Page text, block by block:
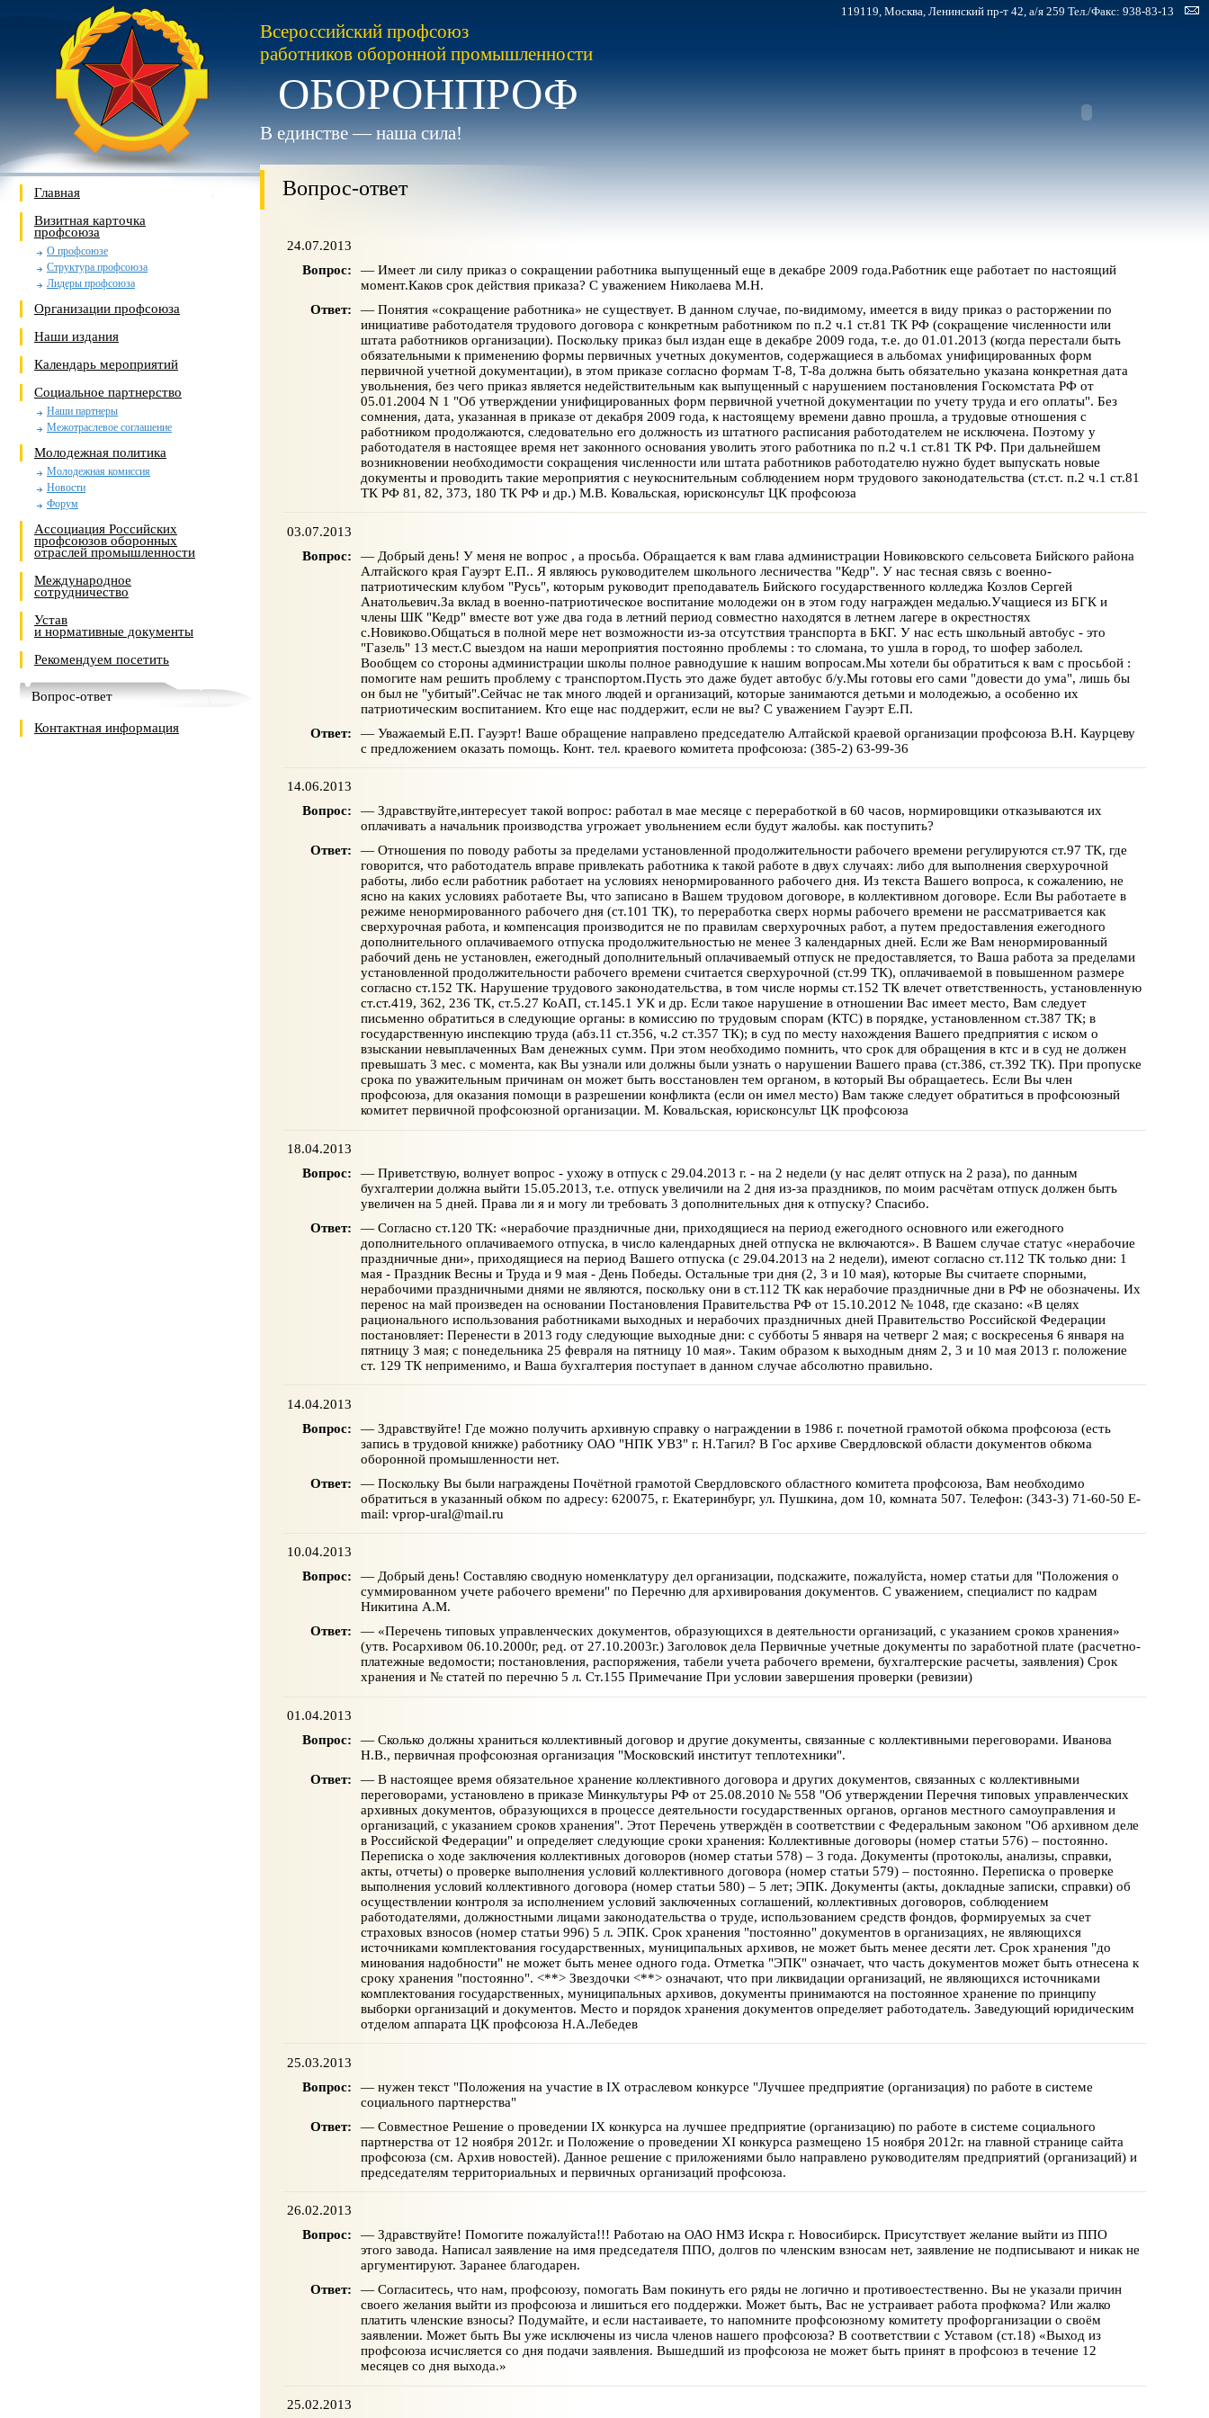
119119, Москва, Ленинский пр-т 42, а/я 259 Тел./Факс: 938-83-13
Всероссийский профсоюз
работников оборонной промышленности
ОБОРОНПРОФ
В единстве — наша сила!
Главная
Визитная карточка
профсоюза
О профсоюзе
Структура профсоюза
Лидеры профсоюза
Организации профсоюза
Наши издания
Календарь мероприятий
Социальное партнерство
Наши партнеры
Межотраслевое соглашение
Молодежная политика
Молодежная комиссия
Новости
Форум
Ассоциация Российских
профсоюзов оборонных
отраслей промышленности
Международное
сотрудничество
Устав
и нормативные документы
Рекомендуем посетить
Вопрос-ответ
Контактная информация
Вопрос-ответ
24.07.2013
Вопрос:
— Имеет ли силу приказ о сокращении работника выпущенный еще в декабре 2009 года.Работник еще работает по настоящий
момент.Каков срок действия приказа? С уважением Николаева М.Н.
Ответ:
— Понятия «сокращение работника» не существует. В данном случае, по-видимому, имеется в виду приказ о расторжении по
инициативе работодателя трудового договора с конкретным работником по п.2 ч.1 ст.81 ТК РФ (сокращение численности или
штата работников организации). Поскольку приказ был издан еще в декабре 2009 года, т.е. до 01.01.2013 (когда перестали быть
обязательными к применению формы первичных учетных документов, содержащиеся в альбомах унифицированных форм
первичной учетной документации), в этом приказе согласно формам Т-8, Т-8а должна быть обязательно указана конкретная дата
увольнения, без чего приказ является недействительным как выпущенный с нарушением постановления Госкомстата РФ от
05.01.2004 N 1 "Об утверждении унифицированных форм первичной учетной документации по учету труда и его оплаты". Без
сомнения, дата, указанная в приказе от декабря 2009 года, к настоящему времени давно прошла, а трудовые отношения с
работником продолжаются, следовательно его должность из штатного расписания работодателем не исключена. Поэтому у
работодателя в настоящее время нет законного основания уволить этого работника по п.2 ч.1 ст.81 ТК РФ. При дальнейшем
возникновении необходимости сокращения численности или штата работников работодателю нужно будет выпускать новые
документы и проводить такие мероприятия с неукоснительным соблюдением норм трудового законодательства (ст.ст. п.2 ч.1 ст.81
ТК РФ 81, 82, 373, 180 ТК РФ и др.) М.В. Ковальская, юрисконсульт ЦК профсоюза
03.07.2013
Вопрос:
— Добрый день! У меня не вопрос , а просьба. Обращается к вам глава администрации Новиковского сельсовета Бийского района
Алтайского края Гауэрт Е.П.. Я являюсь руководителем школьного лесничества "Кедр". У нас тесная связь с военно-
патриотическим клубом "Русь", которым руководит преподаватель Бийского государственного колледжа Козлов Сергей
Анатольевич.За вклад в военно-патриотическое воспитание молодежи он в этом году награжден медалью.Учащиеся из БГК и
члены ШК "Кедр" вместе вот уже два года в летний период совместно находятся в летнем лагере в окрестностях
с.Новиково.Общаться в полной мере нет возможности из-за отсутствия транспорта в БКГ. У нас есть школьный автобус - это
"Газель" 13 мест.С выездом на наши мероприятия постоянно проблемы : то сломана, то ушла в город, то шофер заболел.
Вообщем со стороны администрации школы полное равнодушие к нашим вопросам.Мы хотели бы обратиться к вам с просьбой :
помогите нам решить проблему с транспортом.Пусть это даже будет автобус б/у.Мы готовы его сами "довести до ума", лишь бы
он был не "убитый".Сейчас не так много людей и организаций, которые занимаются детьми и молодежью, а особенно их
патриотическим воспитанием. Кто еще нас поддержит, если не вы? С уважением Гауэрт Е.П.
Ответ:
— Уважаемый Е.П. Гауэрт! Ваше обращение направлено председателю Алтайской краевой организации профсоюза В.Н. Каурцеву
с предложением оказать помощь. Конт. тел. краевого комитета профсоюза: (385-2) 63-99-36
14.06.2013
Вопрос:
— Здравствуйте,интересует такой вопрос: работал в мае месяце с переработкой в 60 часов, нормировщики отказываются их
оплачивать а начальник производства угрожает увольнением если будут жалобы. как поступить?
Ответ:
— Отношения по поводу работы за пределами установленной продолжительности рабочего времени регулируются ст.97 ТК, где
говорится, что работодатель вправе привлекать работника к такой работе в двух случаях: либо для выполнения сверхурочной
работы, либо если работник работает на условиях ненормированного рабочего дня. Из текста Вашего вопроса, к сожалению, не
ясно на каких условиях работаете Вы, что записано в Вашем трудовом договоре, в коллективном договоре. Если Вы работаете в
режиме ненормированного рабочего дня (ст.101 ТК), то переработка сверх нормы рабочего времени не рассматривается как
сверхурочная работа, и компенсация производится не по правилам сверхурочных работ, а путем предоставления ежегодного
дополнительного оплачиваемого отпуска продолжительностью не менее 3 календарных дней. Если же Вам ненормированный
рабочий день не установлен, ежегодный дополнительный оплачиваемый отпуск не предоставляется, то Ваша работа за пределами
установленной продолжительности рабочего времени считается сверхурочной (ст.99 ТК), оплачиваемой в повышенном размере
согласно ст.152 ТК. Нарушение трудового законодательства, в том числе нормы ст.152 ТК влечет ответственность, установленную
ст.ст.419, 362, 236 ТК, ст.5.27 КоАП, ст.145.1 УК и др. Если такое нарушение в отношении Вас имеет место, Вам следует
письменно обратиться в следующие органы: в комиссию по трудовым спорам (КТС) в порядке, установленном ст.387 ТК; в
государственную инспекцию труда (абз.11 ст.356, ч.2 ст.357 ТК); в суд по месту нахождения Вашего предприятия с иском о
взыскании невыплаченных Вам денежных сумм. При этом необходимо помнить, что срок для обращения в ктс и в суд не должен
превышать 3 мес. с момента, как Вы узнали или должны были узнать о нарушении Вашего права (ст.386, ст.392 ТК). При пропуске
срока по уважительным причинам он может быть восстановлен тем органом, в который Вы обращаетесь. Если Вы член
профсоюза, для оказания помощи в разрешении конфликта (если он имел место) Вам также следует обратиться в профсоюзный
комитет первичной профсоюзной организации. М. Ковальская, юрисконсульт ЦК профсоюза
18.04.2013
Вопрос:
— Приветствую, волнует вопрос - ухожу в отпуск с 29.04.2013 г. - на 2 недели (у нас делят отпуск на 2 раза), по данным
бухгалтерии должна выйти 15.05.2013, т.е. отпуск увеличили на 2 дня из-за праздников, по моим расчётам отпуск должен быть
увеличен на 5 дней. Права ли я и могу ли требовать 3 дополнительных дня к отпуску? Спасибо.
Ответ:
— Согласно ст.120 ТК: «нерабочие праздничные дни, приходящиеся на период ежегодного основного или ежегодного
дополнительного оплачиваемого отпуска, в число календарных дней отпуска не включаются». В Вашем случае статус «нерабочие
праздничные дни», приходящиеся на период Вашего отпуска (с 29.04.2013 на 2 недели), имеют согласно ст.112 ТК только дни: 1
мая - Праздник Весны и Труда и 9 мая - День Победы. Остальные три дня (2, 3 и 10 мая), которые Вы считаете спорными,
нерабочими праздничными днями не являются, поскольку они в ст.112 ТК как нерабочие праздничные дни в РФ не обозначены. Их
перенос на май произведен на основании Постановления Правительства РФ от 15.10.2012 № 1048, где сказано: «В целях
рационального использования работниками выходных и нерабочих праздничных дней Правительство Российской Федерации
постановляет: Перенести в 2013 году следующие выходные дни: с субботы 5 января на четверг 2 мая; с воскресенья 6 января на
пятницу 3 мая; с понедельника 25 февраля на пятницу 10 мая». Таким образом к выходным дням 2, 3 и 10 мая 2013 г. положение
ст. 129 ТК неприменимо, и Ваша бухгалтерия поступает в данном случае абсолютно правильно.
14.04.2013
Вопрос:
— Здравствуйте! Где можно получить архивную справку о награждении в 1986 г. почетной грамотой обкома профсоюза (есть
запись в трудовой книжке) работнику ОАО "НПК УВЗ" г. Н.Тагил? В Гос архиве Свердловской области документов обкома
оборонной промышленности нет.
Ответ:
— Поскольку Вы были награждены Почётной грамотой Свердловского областного комитета профсоюза, Вам необходимо
обратиться в указанный обком по адресу: 620075, г. Екатеринбург, ул. Пушкина, дом 10, комната 507. Телефон: (343-3) 71-60-50 E-
mail: vprop-ural@mail.ru
10.04.2013
Вопрос:
— Добрый день! Составляю сводную номенклатуру дел организации, подскажите, пожалуйста, номер статьи для "Положения о
суммированном учете рабочего времени" по Перечню для архивирования документов. С уважением, специалист по кадрам
Никитина А.М.
Ответ:
— «Перечень типовых управленческих документов, образующихся в деятельности организаций, с указанием сроков хранения»
(утв. Росархивом 06.10.2000г, ред. от 27.10.2003г.) Заголовок дела Первичные учетные документы по заработной плате (расчетно-
платежные ведомости; постановления, распоряжения, табели учета рабочего времени, бухгалтерские расчеты, заявления) Срок
хранения и № статей по перечню 5 л. Ст.155 Примечание При условии завершения проверки (ревизии)
01.04.2013
Вопрос:
— Сколько должны храниться коллективный договор и другие документы, связанные с коллективными переговорами. Иванова
Н.В., первичная профсоюзная организация "Московский институт теплотехники".
Ответ:
— В настоящее время обязательное хранение коллективного договора и других документов, связанных с коллективными
переговорами, установлено в приказе Минкультуры РФ от 25.08.2010 № 558 "Об утверждении Перечня типовых управленческих
архивных документов, образующихся в процессе деятельности государственных органов, органов местного самоуправления и
организаций, с указанием сроков хранения". Этот Перечень утверждён в соответствии с Федеральным законом "Об архивном деле
в Российской Федерации" и определяет следующие сроки хранения: Коллективные договоры (номер статьи 576) – постоянно.
Переписка о ходе заключения коллективных договоров (номер статьи 578) – 3 года. Документы (протоколы, анализы, справки,
акты, отчеты) о проверке выполнения условий коллективного договора (номер статьи 579) – постоянно. Переписка о проверке
выполнения условий коллективного договора (номер статьи 580) – 5 лет; ЭПК. Документы (акты, докладные записки, справки) об
осуществлении контроля за исполнением условий заключенных соглашений, коллективных договоров, соблюдением
работодателями, должностными лицами законодательства о труде, использованием средств фондов, формируемых за счет
страховых взносов (номер статьи 996) 5 л. ЭПК. Срок хранения "постоянно" документов в организациях, не являющихся
источниками комплектования государственных, муниципальных архивов, не может быть менее десяти лет. Срок хранения "до
минования надобности" не может быть менее одного года. Отметка "ЭПК" означает, что часть документов может быть отнесена к
сроку хранения "постоянно". <**> Звездочки <**> означают, что при ликвидации организаций, не являющихся источниками
комплектования государственных, муниципальных архивов, документы принимаются на постоянное хранение по принципу
выборки организаций и документов. Место и порядок хранения документов определяет работодатель. Заведующий юридическим
отделом аппарата ЦК профсоюза Н.А.Лебедев
25.03.2013
Вопрос:
— нужен текст "Положения на участие в IХ отраслевом конкурсе "Лучшее предприятие (организация) по работе в системе
социального партнерства"
Ответ:
— Совместное Решение о проведении IХ конкурса на лучшее предприятие (организацию) по работе в системе социального
партнерства от 12 ноября 2012г. и Положение о проведении XI конкурса размещено 15 ноября 2012г. на главной странице сайта
профсоюза (см. Архив новостей). Данное решение с приложениями было направлено руководителям предприятий (организаций) и
председателям территориальных и первичных организаций профсоюза.
26.02.2013
Вопрос:
— Здравствуйте! Помогите пожалуйста!!! Работаю на ОАО НМЗ Искра г. Новосибирск. Присутствует желание выйти из ППО
этого завода. Написал заявление на имя председателя ППО, долгов по членским взносам нет, заявление не подписывают и никак не
аргументируют. Заранее благодарен.
Ответ:
— Согласитесь, что нам, профсоюзу, помогать Вам покинуть его ряды не логично и противоестественно. Вы не указали причин
своего желания выйти из профсоюза и лишиться его поддержки. Может быть, Вас не устраивает работа профкома? Или жалко
платить членские взносы? Подумайте, и если настаиваете, то напомните профсоюзному комитету профорганизации о своём
заявлении. Может быть Вы уже исключены из числа членов нашего профсоюза? В соответствии с Уставом (ст.18) «Выход из
профсоюза исчисляется со дня подачи заявления. Вышедший из профсоюза не может быть принят в профсоюз в течение 12
месяцев со дня выхода.»
25.02.2013